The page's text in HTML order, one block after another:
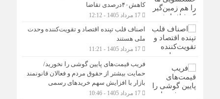
کاهش۴۰درصدی تقاضا
17 مرداد 1405 - 12:12
اصناف قلب تپنده اقتصاد و تقویت‌کننده وحدت
ملی هستند
17 مرداد 1405 - 11:21
فریب قیمت‌های پایین گوشی را نخورید/
حمایت بیشتر از حقوق مردم و فعالان قانونمند
بازار با افزایش سهم خریدهای رسمی
17 مرداد 1405 - 10:46